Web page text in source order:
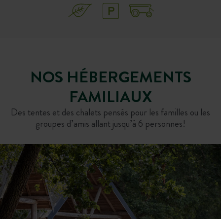
NOS HÉBERGEMENTS
FAMILIAUX
Des tentes et des chalets pensés pour les familles ou les
groupes d’amis allant jusqu’à 6 personnes!